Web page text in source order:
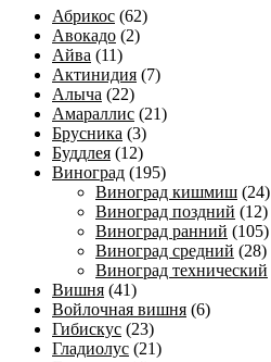
Абрикос (62)
Авокадо (2)
Айва (11)
Актинидия (7)
Алыча (22)
Амараллис (21)
Брусника (3)
Буддлея (12)
Виноград (195)
Виноград кишмиш (24)
Виноград поздний (12)
Виноград ранний (105)
Виноград средний (28)
Виноград технический
Вишня (41)
Войлочная вишня (6)
Гибискус (23)
Гладиолус (21)